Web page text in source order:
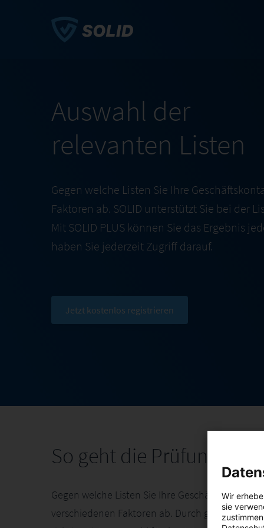
Auswahl der
relevanten Listen
Gegen welche Listen Sie Ihre
Faktoren ab. SOLID unterstützt Sie bei der
Mit SOLID PLUS können Sie das Ergebnis
haben Sie jederzeit Zugriff darauf.
Jetzt kostenlos registrieren
So geht die Prüfung
Gegen welche Listen Sie Ihre
verschiedenen Faktoren ab. Durch gezielte
Wir
sie